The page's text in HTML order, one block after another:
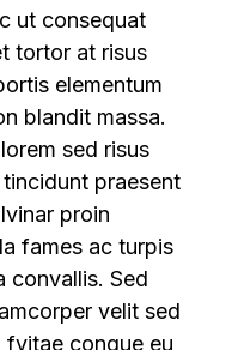
ut consequat
tortor at risus
elementum
blandit massa.
sed risus
praesent
proin
fames ac turpis
convallis. Sed
velit sed
fvitae congue eu